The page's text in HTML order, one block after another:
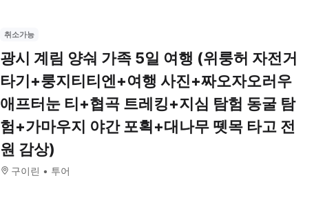
취소가능
광시 계림 양숴 가족 5일 여행 (위룽허 자전거
타기+룽지티티엔+여행 사진+짜오자오러우
애프터눈 티+협곡 트레킹+지심 탐험 동굴 탐
험+가마우지 야간 포획+대나무 뗏목 타고 전
원 감상)
구이린 투어